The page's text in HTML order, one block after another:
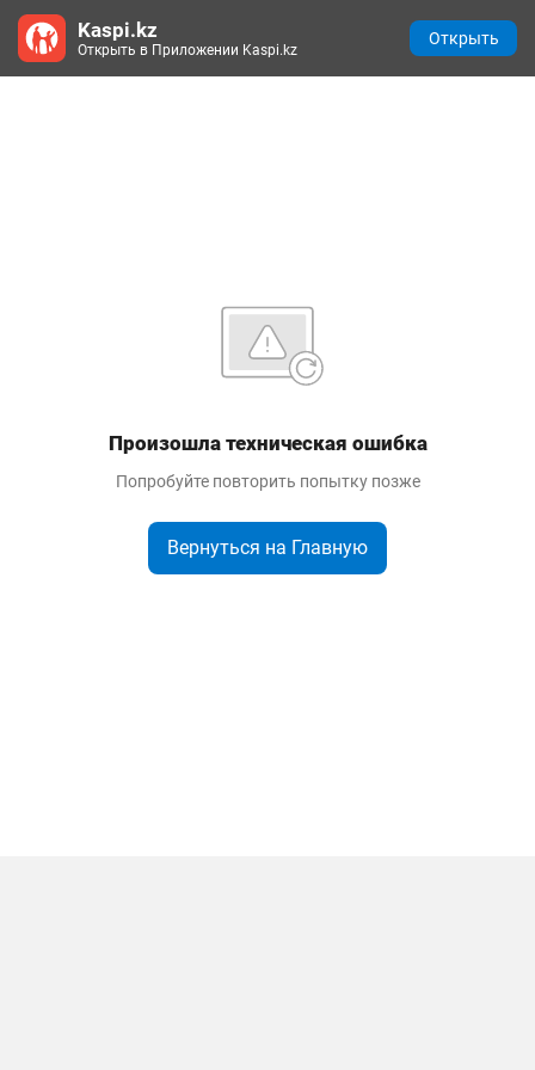
Произошла техническая ошибка
Попробуйте повторить попытку позже
Вернуться на Главную
Kaspi.kz
Открыть в Приложении Kaspi.kz
Открыть